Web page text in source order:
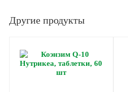
Другие продукты